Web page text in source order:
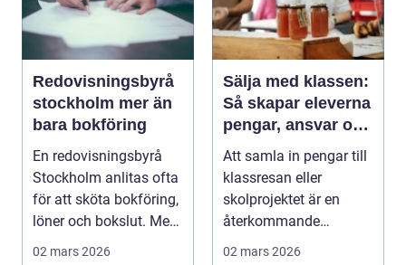
Redovisningsbyrå
stockholm mer än
bara bokföring
En redovisningsbyrå
Stockholm anlitas ofta
för att sköta bokföring,
löner och bokslut. Men
02 mars 2026
Sälja med klassen:
Så skapar eleverna
pengar, ansvar och
gemenskap
Att samla in pengar till
klassresan eller
skolprojektet är en
återkommande
02 mars 2026